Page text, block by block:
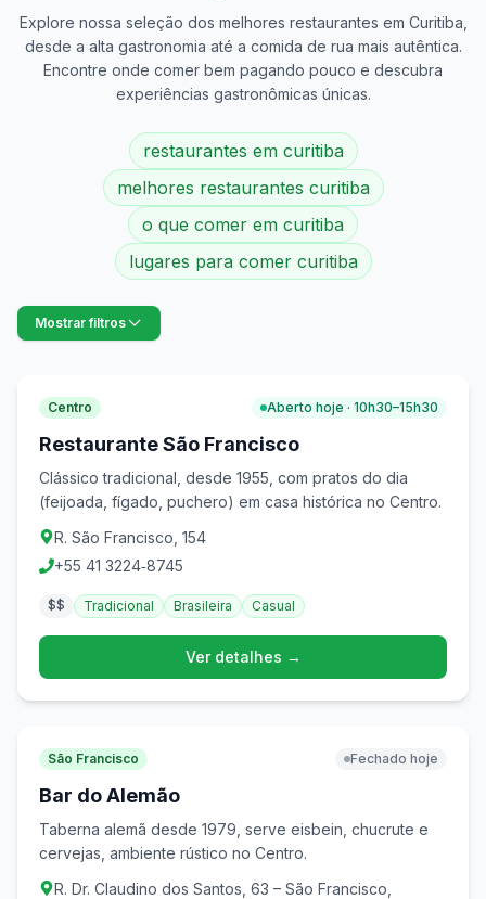
Explore nossa seleção dos melhores restaurantes em Curitiba
desde a alta gastronomia até a comida de rua mais autêntica.
Encontre onde comer bem pagando pouco e descubra
experiências gastronômicas únicas.
restaurantes em curitiba
melhores restaurantes curitiba
o que comer em curitiba
lugares para comer curitiba
Mostrar filtros
Centro Aberto hoje · 10h30–15h30
Restaurante São Francisco
Clássico tradicional, desde 1955, com pratos do dia
(feijoada, fígado, puchero) em casa histórica no Centro.
R. São Francisco, 154
+55 41 3224‑8745
$$ Tradicional Brasileira Casual
Ver detalhes →
São Francisco Fechado hoje
Bar do Alemão
Taberna alemã desde 1979, serve eisbein, chucrute e
cervejas, ambiente rústico no Centro.
R. Dr. Claudino dos Santos, 63 – São Francisco,